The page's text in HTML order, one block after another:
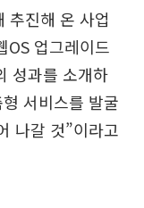
추진해 온 사업
OS 업그레이드
성과를 소개하
서비스를 발굴
나갈 것”이라고